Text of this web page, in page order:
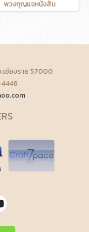
พวงกุญแจหนังส้ม
.เชียงราย 57000